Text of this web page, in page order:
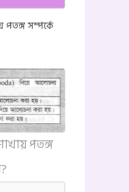
পতঙ্গ সম্পর্কে
পতঙ্গ